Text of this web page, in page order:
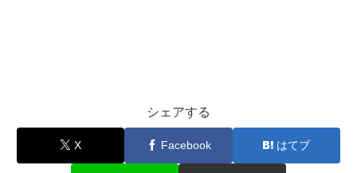
シェアする
X Facebook はてブ